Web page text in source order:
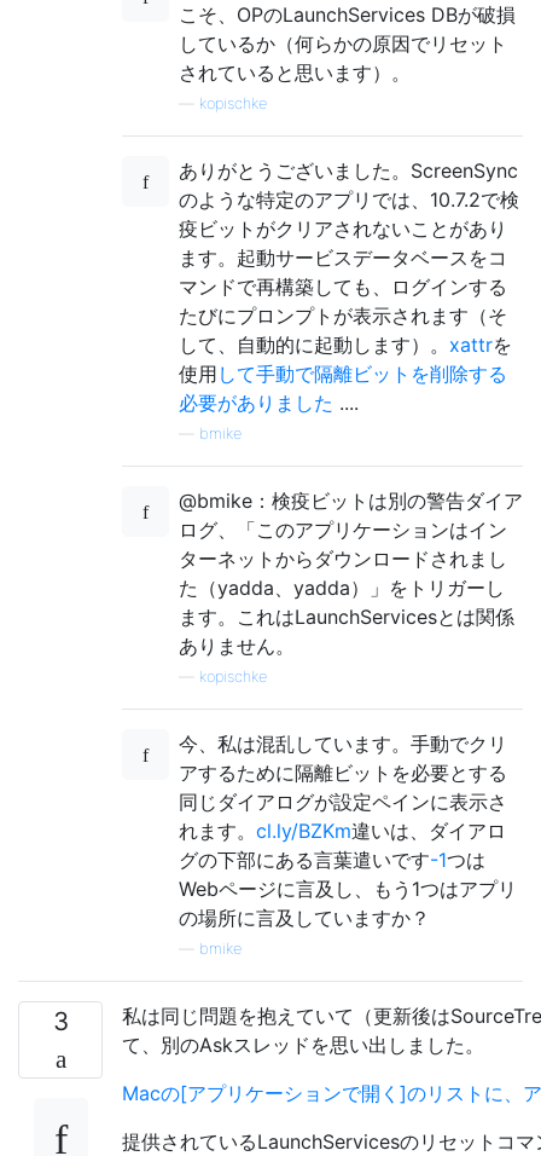
こそ、OPのLaunchServices DBが破損
しているか（何らかの原因でリセット
されていると思います）。
kopischke
ありがとうございました。ScreenSync
のような特定のアプリでは、10.7.2で検
疫ビットがクリアされないことがあり
ます。起動サービスデータベースをコ
マンドで再構築しても、ログインする
たびにプロンプ​​トが表示されます（そ
して、自動的に起動します）。 xattrを
使用 して手動で隔離ビットを削除する
必要がありました ....
bmike
@bmike：検疫ビットは別の警告ダイア
ログ、「このアプリケーションはイン
ターネットからダウンロードされまし
た（yadda、yadda）」をトリガーし
ます。これはLaunchServicesとは関係
ありません。
kopischke
今、私は混乱しています。手動でクリ
アするために隔離ビットを必要とする
同じダイアログが設定ペインに表示さ
れます。 cl.ly/BZKm違いは、ダイアロ
グの下部にある言葉遣いです-1つは
Webページに言及し、もう1つはアプリ
の場所に言及していますか？
bmike
3
私は同じ問題を抱えていて（更新後は
て、別のAskスレッドを思い出しました。
Macの[アプリケーションで開く]のリストに、
提供されているLaunchServicesのリセットコ